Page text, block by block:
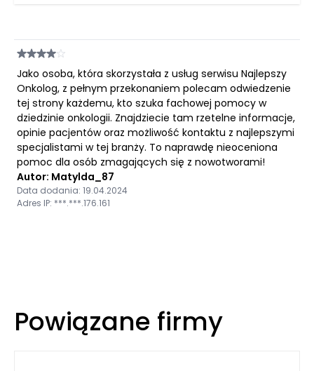
Jako osoba, która skorzystała z usług serwisu Najlepszy
Onkolog, z pełnym przekonaniem polecam odwiedzenie
tej strony każdemu, kto szuka fachowej pomocy w
dziedzinie onkologii. Znajdziecie tam rzetelne informacje,
opinie pacjentów oraz możliwość kontaktu z najlepszymi
specjalistami w tej branży. To naprawdę nieoceniona
pomoc dla osób zmagających się z nowotworami!
Autor: Matylda_87
Data dodania: 19.04.2024
Adres IP: ***.***.176.161
Powiązane firmy